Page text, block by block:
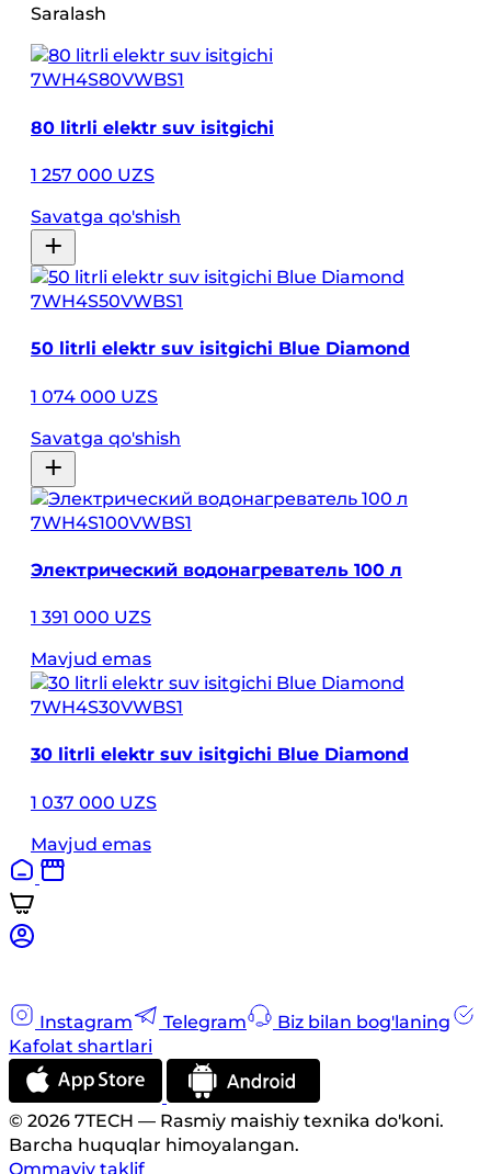
Saralash
7WH4S80VWBS1
80 litrli elektr suv isitgichi
1 257 000 UZS
Savatga qo'shish
7WH4S50VWBS1
50 litrli elektr suv isitgichi Blue Diamond
1 074 000 UZS
Savatga qo'shish
7WH4S100VWBS1
Электрический водонагреватель 100 л
1 391 000 UZS
Mavjud emas
7WH4S30VWBS1
30 litrli elektr suv isitgichi Blue Diamond
1 037 000 UZS
Mavjud emas
Instagram Telegram
Biz bilan bog'laning
Kafolat shartlari
© 2026 7TECH — Rasmiy maishiy texnika do'koni.
Barcha huquqlar himoyalangan.
Ommaviy taklif